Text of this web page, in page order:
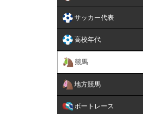
サッカー代表
高校年代
競馬
地方競馬
ボートレース